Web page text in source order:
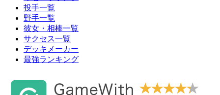
投手一覧
野手一覧
彼女・相棒一覧
サクセス一覧
デッキメーカー
最強ランキング